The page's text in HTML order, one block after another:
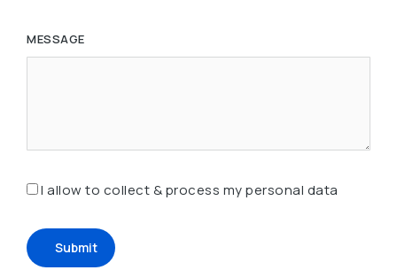
MESSAGE
I allow to collect & process my personal data
Submit